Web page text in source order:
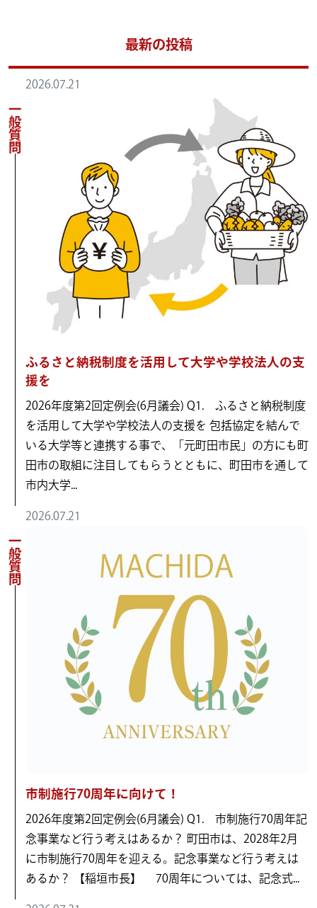
最新の投稿
2026.07.21
一般質問
ふるさと納税制度を活用して大学や学校法人の支
援を
2026年度第2回定例会(6月議会) Q1. ふるさと納税制度
を活用して大学や学校法人の支援を 包括協定を結んで
いる大学等と連携する事で、「元町田市民」の方にも町
田市の取組に注目してもらうとともに、町田市を通して
市内大学...
2026.07.21
一般質問
市制施行70周年に向けて！
2026年度第2回定例会(6月議会) Q1. 市制施行70周年記
念事業など行う考えはあるか？ 町田市は、2028年2月
に市制施行70周年を迎える。記念事業など行う考えは
あるか？ 【稲垣市長】 70周年については、記念式...